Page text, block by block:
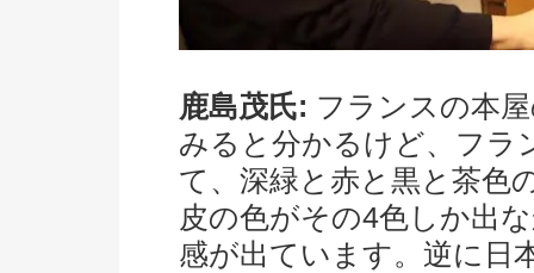
鹿島茂氏: フランスの本
みると分かるけど、フラ
て、深緑と赤と黒と茶色
皮の色がその4色しか出
感が出ています。逆に日